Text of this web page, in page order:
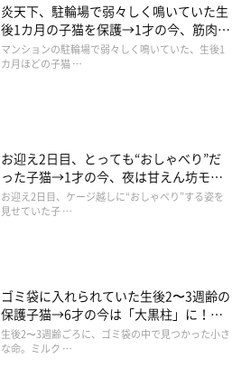
炎天下、駐輪場で弱々しく鳴いていた生
後1カ月の子猫を保護→1才の今、筋肉質
でツンデレなコに成長
マンションの駐輪場で弱々しく鳴いていた、生後1
カ月ほどの子猫 …
お迎え2日目、とっても“おしゃべり”だ
った子猫→1才の今、夜は甘えん坊モー
ドになるコに成長！
お迎え2日目、ケージ越しに“おしゃべり”する姿を
見せていた子 …
ゴミ袋に入れられていた生後2〜3週齢の
保護子猫→6才の今は「大黒柱」に！
美しい黒猫に成長した姿にグッとくる
生後2〜3週齢ごろに、ゴミ袋の中で見つかった小さ
な命。ミルク …